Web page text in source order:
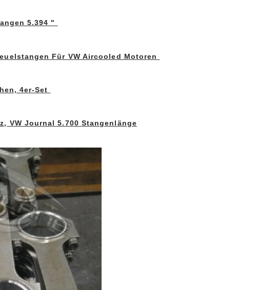
5.394 "
Für VW Aircooled Motoren
4er-Set
VW Journal 5.700 Stangenlänge